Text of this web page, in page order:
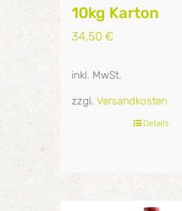
10kg Karton
34,50 €
inkl. MwSt.
zzgl. Versandkosten
Details